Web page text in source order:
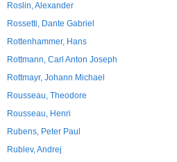
Roslin, Alexander
Rossetti, Dante Gabriel
Rottenhammer, Hans
Rottmann, Carl Anton Joseph
Rottmayr, Johann Michael
Rousseau, Theodore
Rousseau, Henri
Rubens, Peter Paul
Rublev, Andrej